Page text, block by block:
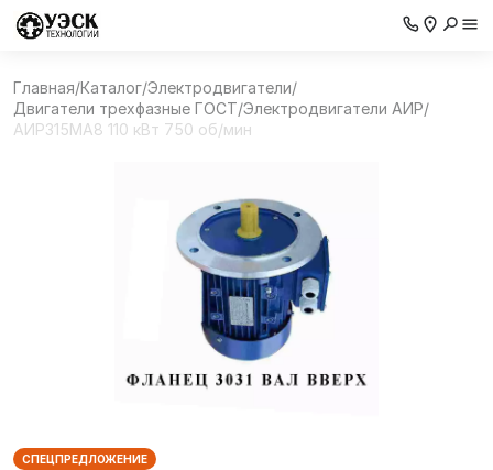
Главная/Каталог/Электродвигатели/
Двигатели трехфазные ГОСТ/Электродвигатели АИР/
АИР315МА8 110 кВт 750 об/мин
СПЕЦПРЕДЛОЖЕНИЕ